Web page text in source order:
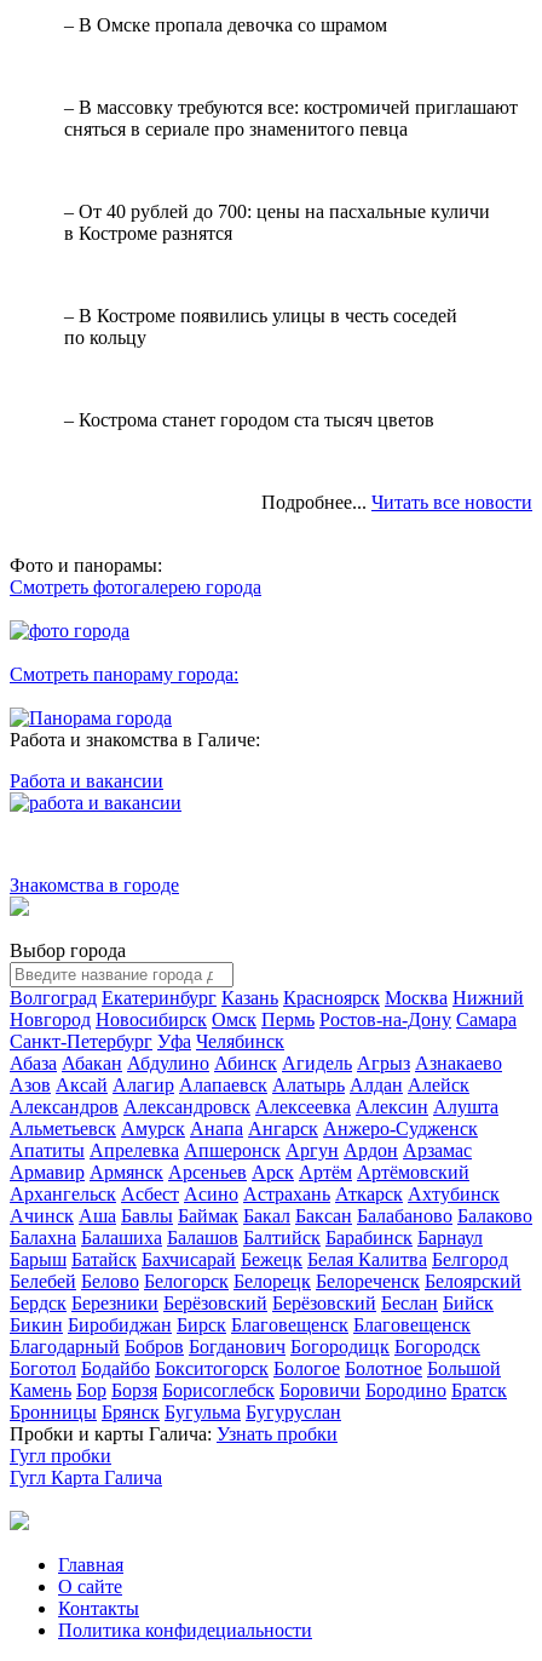
– В Омске пропала девочка со шрамом
– В массовку требуются все: костромичей приглашают
сняться в сериале про знаменитого певца
– От 40 рублей до 700: цены на пасхальные куличи
в Костроме разнятся
– В Костроме появились улицы в честь соседей
по кольцу
– Кострома станет городом ста тысяч цветов
Подробнее... Читать все новости
Фото и панорамы:
Смотреть фотогалерею города
Смотреть панораму города:
Работа и знакомства в Галиче:
Работа и вакансии
Знакомства в городе
Выбор города
Волгоград Екатеринбург Казань Красноярск Москва Нижний
Новгород Новосибирск Омск Пермь Ростов-на-Дону Самара
Санкт-Петербург Уфа Челябинск
Абаза Абакан Абдулино Абинск Агидель Агрыз Азнакаево
Азов Аксай Алагир Алапаевск Алатырь Алдан Алейск
Александров Александровск Алексеевка Алексин Алушта
Альметьевск Амурск Анапа Ангарск Анжеро-Судженск
Апатиты Апрелевка Апшеронск Аргун Ардон Арзамас
Армавир Армянск Арсеньев Арск Артём Артёмовский
Архангельск Асбест Асино Астрахань Аткарск Ахтубинск
Ачинск Аша Бавлы Баймак Бакал Баксан Балабаново Балаково
Балахна Балашиха Балашов Балтийск Барабинск Барнаул
Барыш Батайск Бахчисарай Бежецк Белая Калитва Белгород
Белебей Белово Белогорск Белорецк Белореченск Белоярский
Бердск Березники Берёзовский Берёзовский Беслан Бийск
Бикин Биробиджан Бирск Благовещенск Благовещенск
Благодарный Бобров Богданович Богородицк Богородск
Боготол Бодайбо Бокситогорск Бологое Болотное Большой
Камень Бор Борзя Борисоглебск Боровичи Бородино Братск
Бронницы Брянск Бугульма Бугуруслан
Пробки и карты Галича: Узнать пробки
Гугл пробки
Гугл Карта Галича
Главная
О сайте
Контакты
Политика конфидециальности